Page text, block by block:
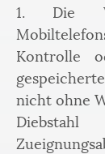
1. Die
Kontrolle
nicht ohne